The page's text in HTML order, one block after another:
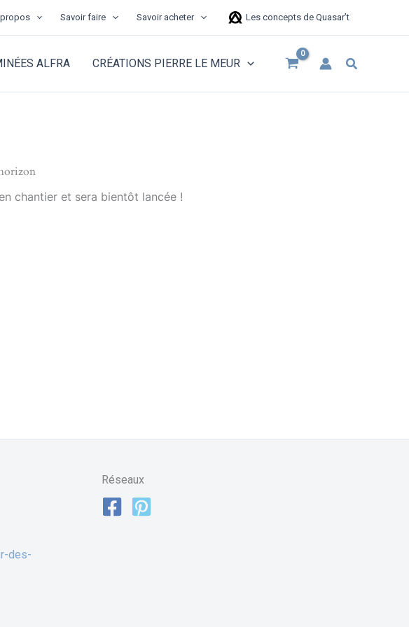
Savoir faire Savoir acheter Les concepts de Quasar’t
ALFRA CRÉATIONS PIERRE LE MEUR
chantier et sera bientôt lancée !
des-
Réseaux